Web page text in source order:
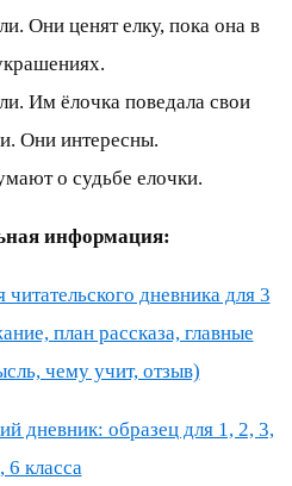
Они ценят елку, пока она в
Им ёлочка поведала свои
Они интересны.
о судьбе елочки.
информация:
дневника для 3
план рассказа, главные
чему учит, отзыв)
дневник: образец для 1, 2, 3,
6 класса